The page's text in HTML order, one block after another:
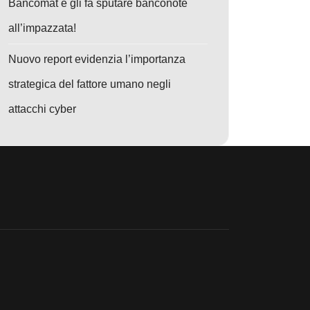
di Sviluppo
Spionaggio Globale Graphite: Il Software Israelo che Minaccia la
Bancomat e gli fa sputare banconote
all’impazzata!
Nuovo report evidenzia l’importanza
strategica del fattore umano negli
attacchi cyber